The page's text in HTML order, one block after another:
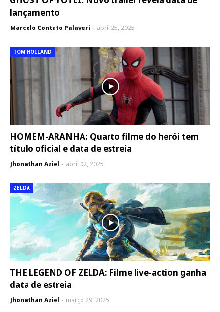
lançamento
Marcelo Contato Palaveri abril 25, 2025
TOM HOLLAND
HOMEM-ARANHA: Quarto filme do herói tem
título oficial e data de estreia
Jhonathan Aziel abril 02, 2025
ZELDA
THE LEGEND OF ZELDA: Filme live-action ganha
data de estreia
Jhonathan Aziel março 29, 2025